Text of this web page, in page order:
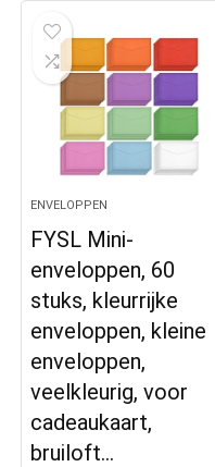
ENVELOPPEN
FYSL Mini-
enveloppen, 60
stuks, kleurrijke
enveloppen, kleine
enveloppen,
veelkleurig, voor
cadeaukaart,
bruiloft…